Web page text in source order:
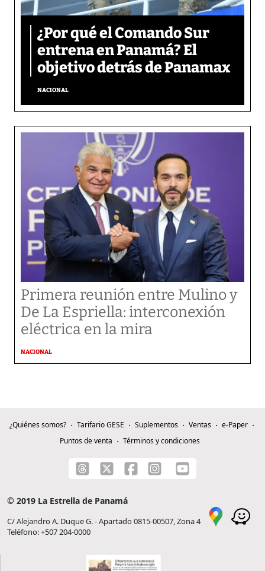
¿Por qué el Comando Sur
entrena en Panamá? El
objetivo detrás de Panamax
NACIONAL
Primera reunión entre Mulino y
De La Espriella: interconexión
eléctrica en la mira
NACIONAL
¿Quiénes somos? Tarifario GESE Suplementos Ventas
e-Paper
Puntos de venta
Términos y condiciones
© 2019 La Estrella de Panamá
C/ Alejandro A. Duque G. - Apartado 0815-00507, Zona 4
Teléfono: +507 204-0000